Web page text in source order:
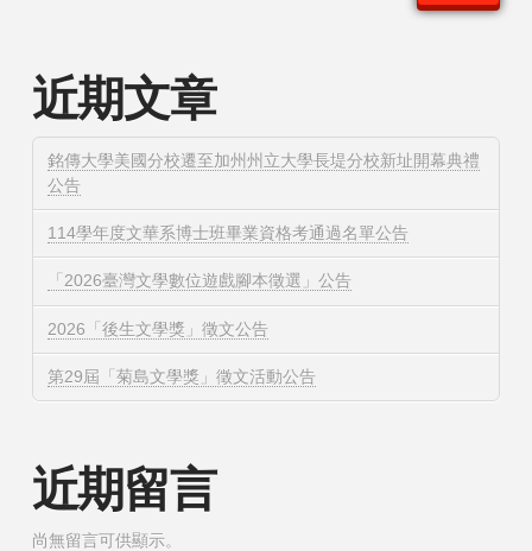
近期文章
銘傳大學美國分校遷至加州州立大學長堤分校新址開幕典禮
公告
114學年度文華系博士班畢業資格考通過名單公告
「2026臺灣文學數位遊戲腳本徵選」公告
2026「後生文學獎」徵文公告
第29屆「菊島文學獎」徵文活動公告
近期留言
尚無留言可供顯示。